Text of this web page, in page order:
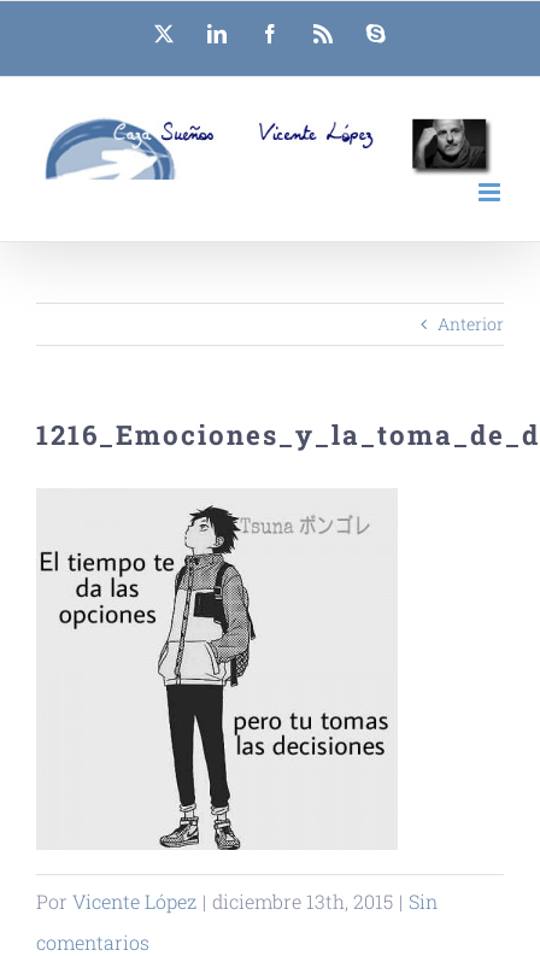
X LinkedInFacebook
Rss Skype
Anterior
Por Vicente López | diciembre 13th, 2015 | Sin
comentarios